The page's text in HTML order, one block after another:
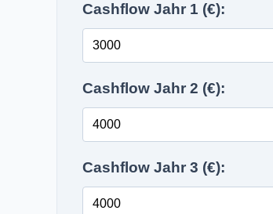
Cashflow Jahr 1 (€):
Cashflow Jahr 2 (€):
Cashflow Jahr 3 (€):